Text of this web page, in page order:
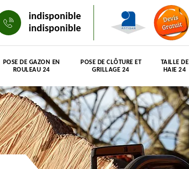
indisponible
indisponible
POSE DE GAZON EN
ROULEAU 24
POSE DE CLÔTURE ET
GRILLAGE 24
TAILLE DE
HAIE 24